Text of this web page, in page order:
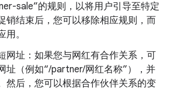
sale”的规则，以将用户引导至特定
销结束后，您可以移除相应规则，而
。
网址：如果您与网红有合作关系，可
址（例如“/partner/网红名称”），并
然后，您可以根据合作伙伴关系的变